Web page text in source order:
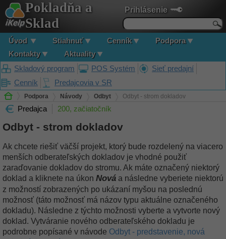
Prihlásenie
Pokladňa a
Sklad
Úvod Stiahnuť Cenník
Podpora
Kontakty
Aktuality
Skladový program
POS Systém
Sieť predajní
Cenník
Predajcovia v SR
Podpora Návody Odbyt Odbyt - strom dokladov
Predajca 200, začiatočník
Odbyt - strom dokladov
Ak chcete riešiť väčší projekt, ktorý bude rozdelený na viacero
menších odberateľských dokladov je vhodné použiť
zaraďovanie dokladov do stromu. Ak máte označený niektorý
doklad a kliknete na úkon Nová a následne vyberiete niektorú
z možností zobrazených po ukázaní myšou na poslednú
možnosť (táto možnosť má názov typu aktuálne označeného
dokladu). Následne z týchto možnosti vyberte a vytvorte nový
doklad. Vytváranie nového odberateľského dokladu je
podrobne popísané v návode Odbyt - predstavenie, nová